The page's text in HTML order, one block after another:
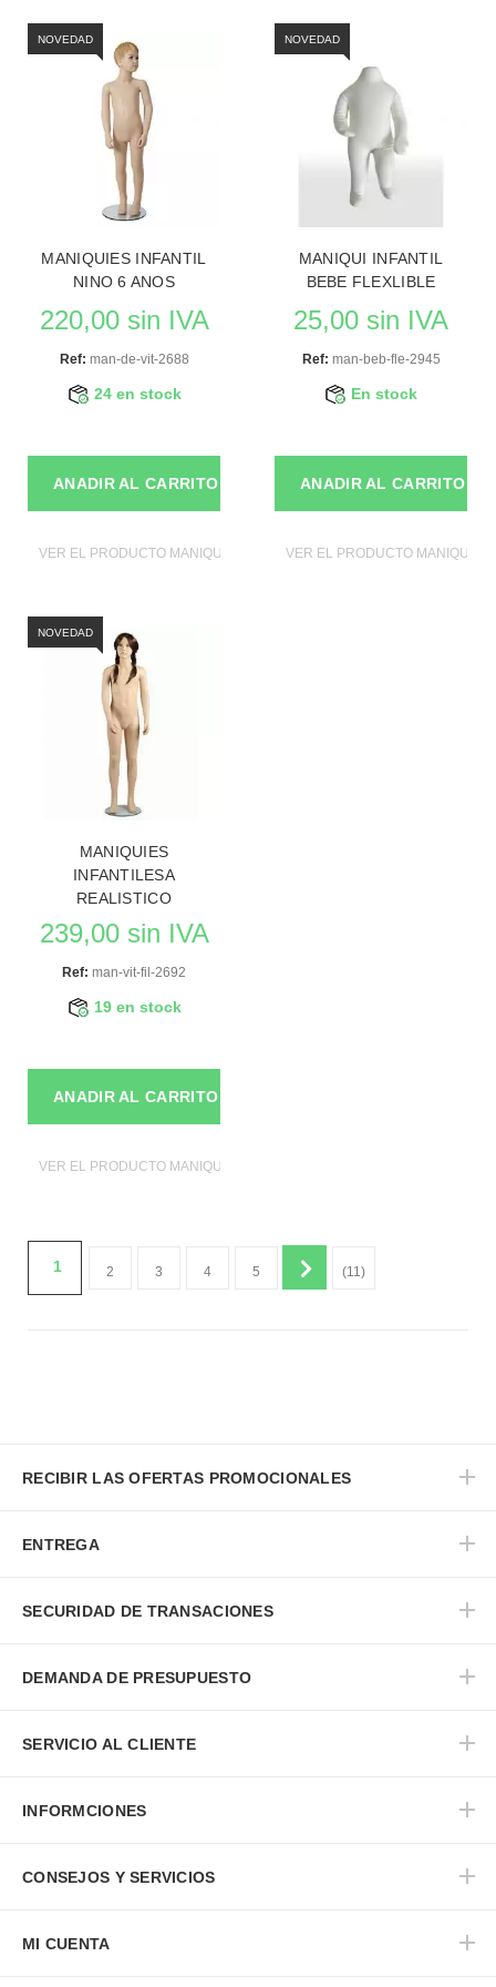
NOVEDAD
MANIQUIES INFANTIL
NINO 6 ANOS
220,00 sin IVA
Ref: man-de-vit-2688
24 en stock
ANADIR AL CARRITO
VER EL PRODUCTO MANIQUIES
NOVEDAD
MANIQUI INFANTIL
BEBE FLEXLIBLE
25,00 sin IVA
Ref: man-beb-fle-2945
En stock
ANADIR AL CARRITO
VER EL PRODUCTO MANIQUIES
NOVEDAD
MANIQUIES
INFANTILESA
REALISTICO
239,00 sin IVA
Ref: man-vit-fil-2692
19 en stock
ANADIR AL CARRITO
VER EL PRODUCTO MANIQUIES
1 2 3 4 5 (11)
RECIBIR LAS OFERTAS PROMOCIONALES
ENTREGA
SECURIDAD DE TRANSACIONES
DEMANDA DE PRESUPUESTO
SERVICIO AL CLIENTE
INFORMCIONES
CONSEJOS Y SERVICIOS
MI CUENTA